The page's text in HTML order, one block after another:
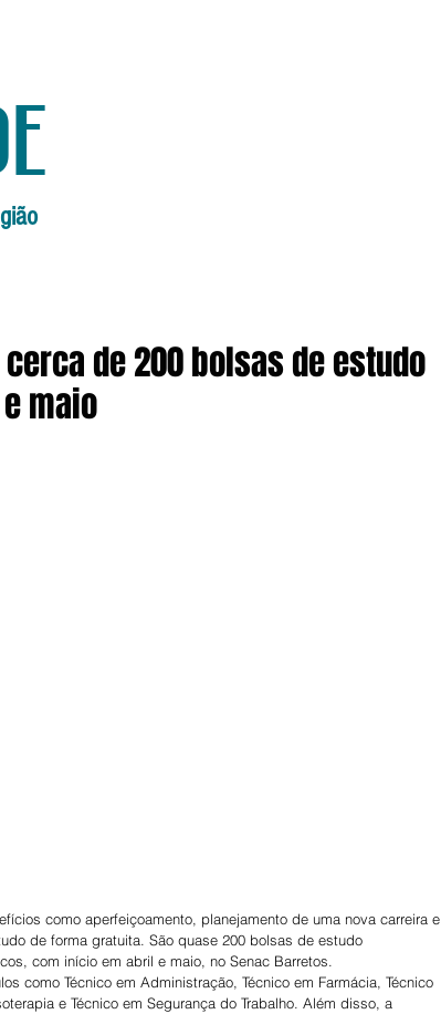
de 200 bolsas de estudo
maio
como aperfeiçoamento, planejamento de uma nova carreira e
de forma gratuita. São quase 200 bolsas de estudo
com início em abril e maio, no Senac Barretos.
como Técnico em Administração, Técnico em Farmácia, Técnico
e Técnico em Segurança do Trabalho. Além disso, a